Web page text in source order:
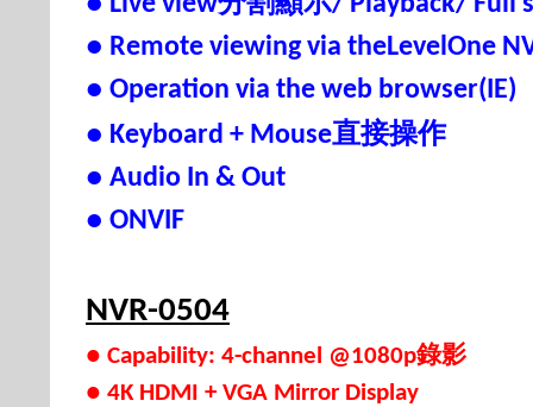
● Remote viewing via theLevelOne
● Operation via the web browser(IE)
● Keyboard + Mouse直接操作
● Audio In & Out
● ONVIF
NVR-0504
● Capability: 4-channel @1080p錄影
● 4K HDMI + VGA Mirror Display